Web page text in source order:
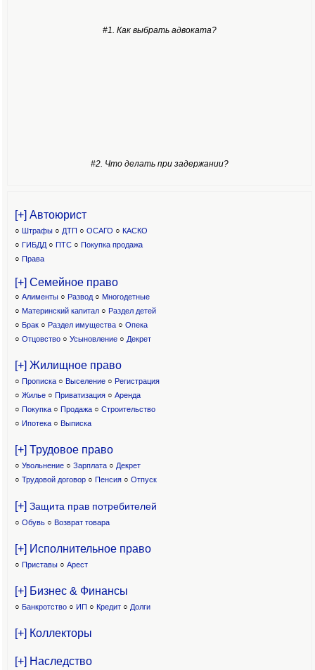
#1. Как выбрать адвоката?
#2. Что делать при задержании?
[+] Автоюрист
○ Штрафы ○ ДТП ○ ОСАГО ○ КАСКО
○ ГИБДД ○ ПТС ○ Покупка продажа
○ Права
[+] Семейное право
○ Алименты ○ Развод ○ Многодетные
○ Материнский капитал○ Раздел детей
○ Брак ○ Раздел имущества ○ Опека
○ Отцовство○ Усыновление ○ Декрет
[+] Жилищное право
○ Прописка ○ Выселение ○ Регистрация
○ Жилье ○ Приватизация ○ Аренда
○ Покупка ○ Продажа ○ Строительство
○ Ипотека ○ Выписка
[+] Трудовое право
○ Увольнение ○ Зарплата ○ Декрет
○ Трудовой договор ○ Пенсия ○ Отпуск
[+] Защита прав потребителей
○ Обувь ○ Возврат товара
[+] Исполнительное право
○ Приставы ○ Арест
[+] Бизнес & Финансы
○ Банкротство ○ ИП ○ Кредит ○ Долги
[+] Коллекторы
[+] Наследство